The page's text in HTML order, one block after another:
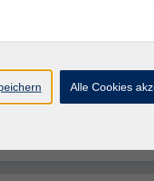
Kraft tanken
Alle Cookies